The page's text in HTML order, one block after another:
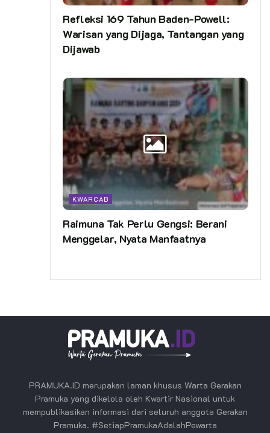
Refleksi 169 Tahun Baden-Powell:
Warisan yang Dijaga, Tantangan yang
Dijawab
KWARCAB
Raimuna Tak Perlu Gengsi: Berani
Menggelar, Nyata Manfaatnya
PRAMUKA.ID merupakan laman khusus Warta Gerakan
Pramuka yang dikelola oleh Kwartir Nasional untuk
mempublikasikan informasi dari seluruh anggota Gerakan
Pramuka. #SetiapPramukaAdalahPewarta